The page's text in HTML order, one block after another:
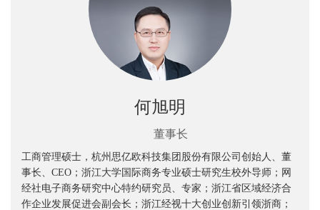
何旭明
董事长
工商管理硕士，杭州思亿欧科技集团股份有限公司创始人、董
事长、CEO；浙江大学国际商务专业硕士研究生校外导师；网
经社电子商务研究中心特约研究员、专家；浙江省区域经济合
作企业发展促进会副会长；浙江经视十大创业创新引领浙商；